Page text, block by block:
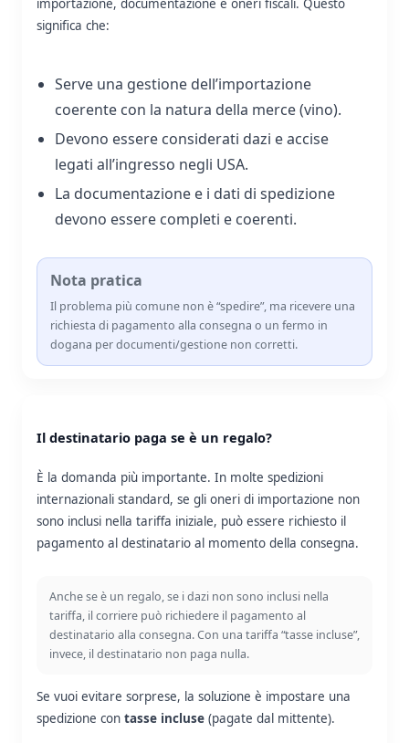
importazione, documentazione e oneri fiscali. Questo
significa che:
Serve una gestione dell’importazione
coerente con la natura della merce (vino).
Devono essere considerati dazi e accise
legati all’ingresso negli USA.
La documentazione e i dati di spedizione
devono essere completi e coerenti.
Nota pratica
Il problema più comune non è “spedire”, ma ricevere una
richiesta di pagamento alla consegna o un fermo in
dogana per documenti/gestione non corretti.
Il destinatario paga se è un regalo?
È la domanda più importante. In molte spedizioni
internazionali standard, se gli oneri di importazione non
sono inclusi nella tariffa iniziale, può essere richiesto il
pagamento al destinatario al momento della consegna.
Anche se è un regalo, se i dazi non sono inclusi nella
tariffa, il corriere può richiedere il pagamento al
destinatario alla consegna. Con una tariffa “tasse incluse”,
invece, il destinatario non paga nulla.
Se vuoi evitare sorprese, la soluzione è impostare una
spedizione con tasse incluse (pagate dal mittente).